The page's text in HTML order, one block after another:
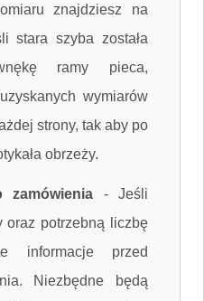
znajdziesz na
stara szyba została
ramy pieca,
wymiarów
strony, tak aby po
obrzeży.
zamówienia -Jeśli
oraz potrzebną liczbę
informacje przed
Niezbędne będą